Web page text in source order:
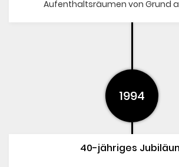
Aufenthaltsräumen von Grund
1994
40-jähriges